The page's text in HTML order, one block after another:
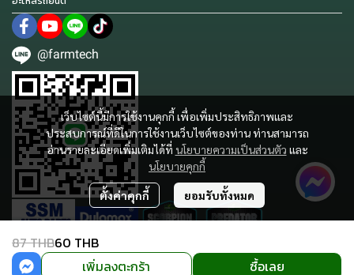
87 THB60 THB
เพิ่มลงตะกร้า
ซื้อเลย
เว็บไซต์นี้มีการใช้งานคุกกี้ เพื่อเพิ่มประสิทธิภาพและ
ประสบการณ์ที่ดีในการใช้งานเว็บไซต์ของท่าน ท่านสามารถ
อ่านรายละเอียดเพิ่มเติมได้ที่ นโยบายความเป็นส่วนตัว และ
นโยบายคุกกี้
ตั้งค่าคุกกี้ ยอมรับทั้งหมด
@farmtech